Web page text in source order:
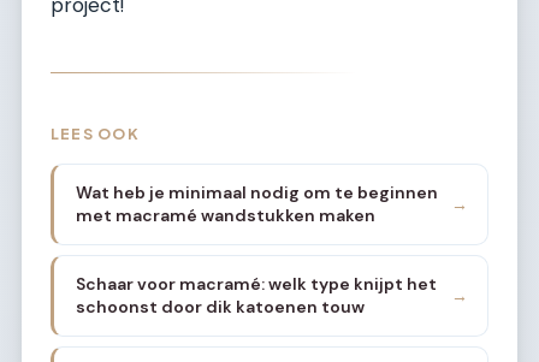
LEES OOK
Wat heb je minimaal nodig om te beginnen
met macramé wandstukken maken
→
Schaar voor macramé: welk type knijpt het
schoonst door dik katoenen touw
→